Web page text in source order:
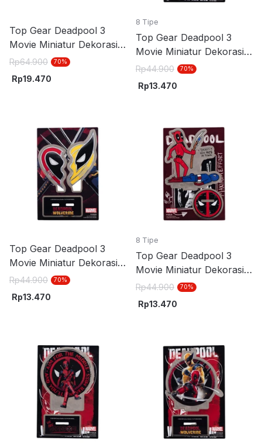
Top Gear Deadpool 3
Movie Miniatur Dekorasi
Stand Akrilik S15 - Merah
Rp64.900 70%
Rp19.470
8 Tipe
Top Gear Deadpool 3
Movie Miniatur Dekorasi
Stand Akrilik S9 -
Hitam/Merah
Rp44.900 70%
Rp13.470
Top Gear Deadpool 3
Movie Miniatur Dekorasi
Stand Akrilik S6 - Mix
Rp44.900 70%
Rp13.470
8 Tipe
Top Gear Deadpool 3
Movie Miniatur Dekorasi
Stand Akrilik S4 - Merah
Rp44.900 70%
Rp13.470